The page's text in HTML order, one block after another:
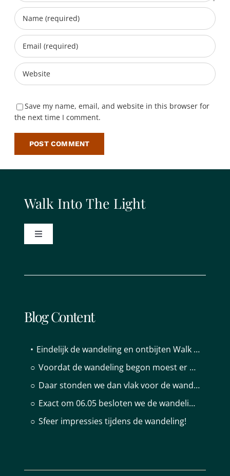
Save my name, email, and website in this browser for
the next time I comment.
Walk Into The Light
Toggle
Sponsor worden
Aangesloten organisaties
Blog Content
Eindelijk de wandeling en ontbijten Walk into The Light
Voordat de wandeling begon moest er natuurlijk nog wel het 1 en ander klaargezet worden.
Daar stonden we dan vlak voor de wandeling om 05.00 de slaap uit onze ogen te wrijven.
Exact om 06.05 besloten we de wandeling te starten.
Sfeer impressies tijdens de wandeling!